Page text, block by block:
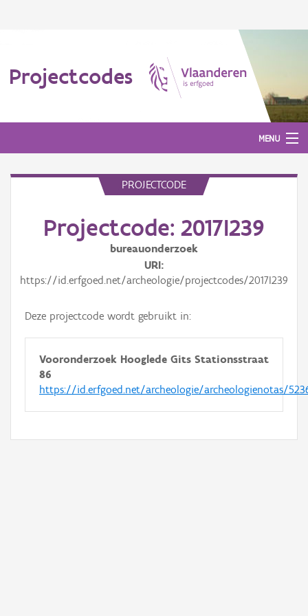
Projectcodes
MENU
PROJECTCODE
Projectcode: 2017I239
bureauonderzoek
URI
https://id.erfgoed.net/archeologie/projectcodes/2017I239
Deze projectcode wordt gebruikt in:
Vooronderzoek Hooglede Gits Stationsstraat
86
https://id.erfgoed.net/archeologie/archeologienotas/